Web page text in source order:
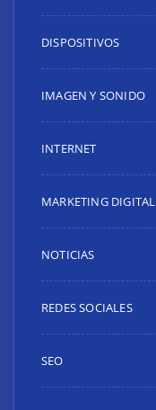
DISPOSITIVOS
IMAGEN Y SONIDO
INTERNET
MARKETING DIGITAL
NOTICIAS
REDES SOCIALES
SEO